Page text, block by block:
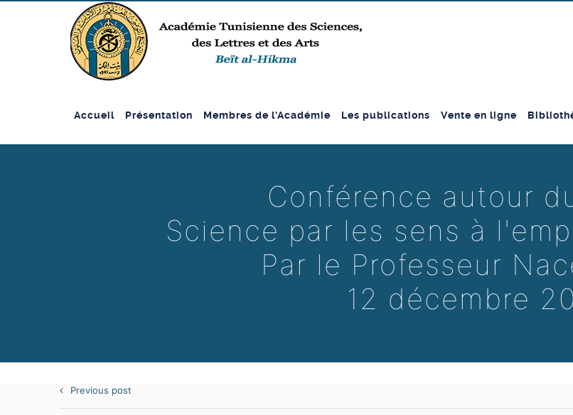
Accueil Présentation Membres de l’Académie Les publications Vente en ligne
Conférence autour
Science par les sens à
Par le Professeur
12 décembre
Previous post